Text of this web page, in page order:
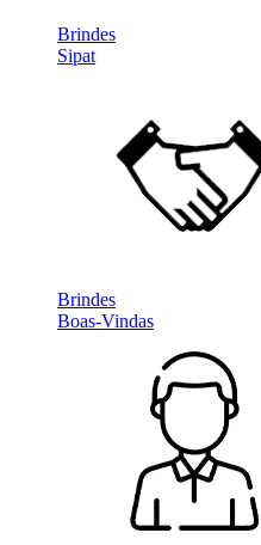
Brindes
Sipat
Brindes
Boas-Vindas